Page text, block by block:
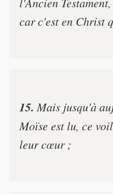
car c'est en Christ
15. Mais jusqu'à
Moïse est lu, ce
leur cœur ;